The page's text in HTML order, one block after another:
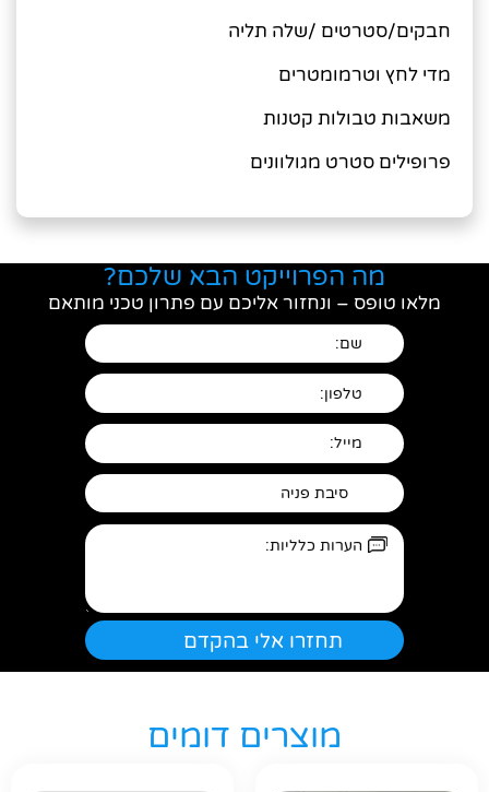
חבקים/סטרטים /שלה תליה
מדי לחץ וטרמומטרים
משאבות טבולות קטנות
פרופילים סטרט מגולוונים
מה הפרוייקט הבא שלכם?
מלאו טופס – ונחזור אליכם עם פתרון טכני מותאם
מוצרים דומים